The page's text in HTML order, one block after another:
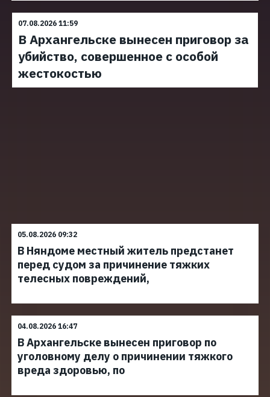
07.08.2026 11:59
В Архангельске вынесен приговор за
убийство, совершенное с особой
жестокостью
05.08.2026 09:32
В Няндоме местный житель предстанет
перед судом за причинение тяжких
телесных повреждений,
04.08.2026 16:47
В Архангельске вынесен приговор по
уголовному делу о причинении тяжкого
вреда здоровью, по